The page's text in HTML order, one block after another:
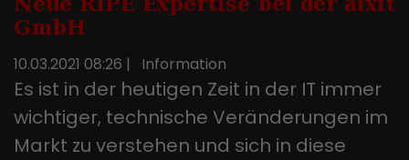
GmbH
10.03.2021 08:26 | Information
Es ist in der heutigen Zeit in der IT immer
wichtiger, technische Veränderungen im
Markt zu verstehen und sich in diese